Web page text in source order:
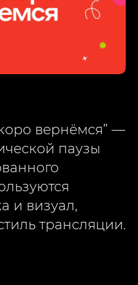
вернёмся” —
паузы
и визуал,
трансляции.